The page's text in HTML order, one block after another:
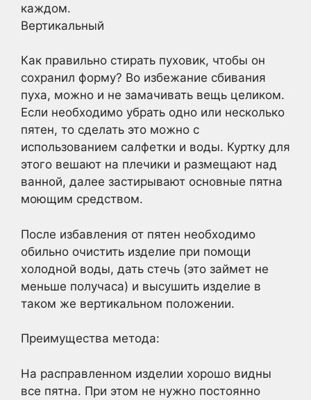
каждом.
Вертикальный
Как правильно стирать пуховик, чтобы он
сохранил форму? Во избежание сбивания
пуха, можно и не замачивать вещь целиком.
Если необходимо убрать одно или несколько
пятен, то сделать это можно с
использованием салфетки и воды. Куртку для
этого вешают на плечики и размещают над
ванной, далее застирывают основные пятна
моющим средством.
После избавления от пятен необходимо
обильно очистить изделие при помощи
холодной воды, дать стечь (это займет не
меньше получаса) и высушить изделие в
таком же вертикальном положении.
Преимущества метода:
На расправленном изделии хорошо видны
все пятна. При этом не нужно постоянно